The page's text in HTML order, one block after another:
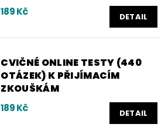
189 Kč DETAIL
CVIČNÉ ONLINE TESTY (440
OTÁZEK) K PŘIJÍMACÍM
ZKOUŠKÁM
189 Kč DETAIL